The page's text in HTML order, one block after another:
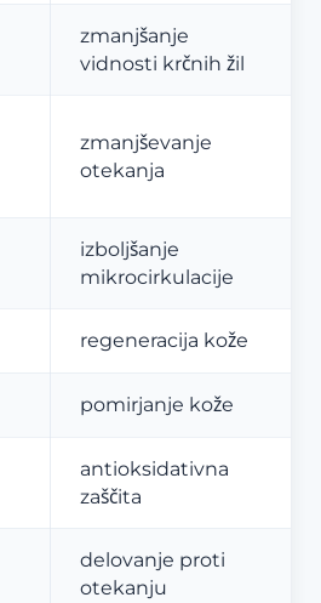
zmanjšanje
vidnosti krčnih žil
zmanjševanje
otekanja
izboljšanje
mikrocirkulacije
regeneracija kože
pomirjanje kože
antioksidativna
zaščita
delovanje proti
otekanju